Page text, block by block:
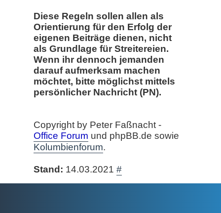
Diese Regeln sollen allen als
Orientierung für den Erfolg der
eigenen Beiträge dienen, nicht
als Grundlage für Streitereien.
Wenn ihr dennoch jemanden
darauf aufmerksam machen
möchtet, bitte möglichst mittels
persönlicher Nachricht (PN).
Copyright by Peter Faßnacht -
Office Forum und phpBB.de sowie
Kolumbienforum.
Stand: 14.03.2021#